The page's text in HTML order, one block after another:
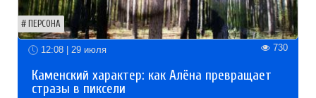
ПЕРСОНА
12:08 | 29 июля 730
Каменский характер: как Алёна превращает
стразы в пиксели